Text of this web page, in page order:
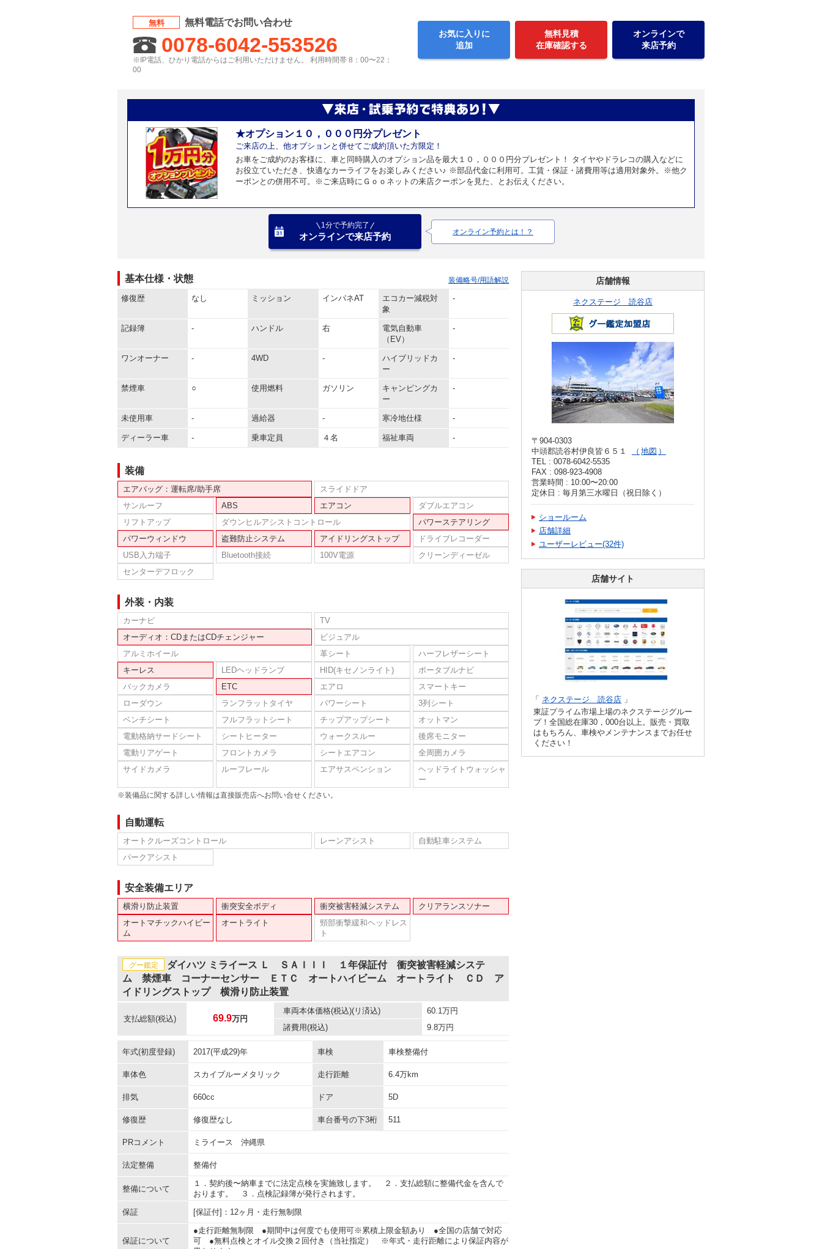
無料 無料電話でお問い合わせ
0078-6042-553526
※IP電話、ひかり電話からはご利用いただけません。 利用時間帯 8：00〜22：
00
お気に入りに
追加
無料見積
在庫確認する
オンラインで
来店予約
★オプション１０，０００円分プレゼント
ご来店の上、他オプションと併せてご成約頂いた方限定！
お車をご成約のお客様に、車と同時購入のオプション品を最大１０，０００円分プレゼント！ タイヤやドラレコの購入などに
お役立ていただき、快適なカーライフをお楽しみください♪ ※部品代金に利用可。工賃・保証・諸費用等は適用対象外。※他ク
ーポンとの併用不可。※ご来店時にＧｏｏネットの来店クーポンを見た、とお伝えください。
1分で予約完了
オンラインで来店予約 オンライン予約とは！？
基本仕様・状態 装備略号/用語解説
修復歴 なし ミッション インパネAT
エコカー減税対
象
-
記録簿 - ハンドル 右
電気自動車
（EV）
-
ワンオーナー - 4WD -
ハイブリッドカ
ー
-
禁煙車 ○ 使用燃料 ガソリン
キャンピングカ
ー
-
未使用車 - 過給器 - 寒冷地仕様 -
ディーラー車 - 乗車定員 ４名 福祉車両 -
装備
エアバッグ：運転席/助手席
スライドドア
サンルーフ
ABS エアコン
ダブルエアコン
リフトアップ
ダウンヒルアシストコントロール
パワーステアリング
パワーウィンドウ
盗難防止システム アイドリングストップ
ドライブレコーダー
USB入力端子
Bluetooth接続 100V電源
クリーンディーゼル
センターデフロック
外装・内装
カーナビ
TV
オーディオ：CDまたはCDチェンジャー
ビジュアル
アルミホイール
革シート
ハーフレザーシート
キーレス
LEDヘッドランプ HID(キセノンライト)
ポータブルナビ
バックカメラ
ETC エアロ
スマートキー
ローダウン
ランフラットタイヤ パワーシート
3列シート
ベンチシート
フルフラットシート チップアップシート
オットマン
電動格納サードシート
シートヒーター ウォークスルー
後席モニター
電動リアゲート
フロントカメラ シートエアコン
全周囲カメラ
サイドカメラ
ルーフレール エアサスペンション
ヘッドライトウォッシャ
ー
※装備品に関する詳しい情報は直接販売店へお問い合せください。
自動運転
オートクルーズコントロール レーンアシスト
自動駐車システム
パークアシスト
安全装備エリア
横滑り防止装置 衝突安全ボディ 衝突被害軽減システム
クリアランスソナー
オートマチックハイビー
ム
オートライト
頸部衝撃緩和ヘッドレス
ト
グー鑑定
ダイハツ ミライース Ｌ ＳＡＩＩＩ １年保証付 衝突被害軽減システ
ム 禁煙車 コーナーセンサー ＥＴＣ オートハイビーム オートライト ＣＤ ア
イドリングストップ 横滑り防止装置
支払総額(税込) 69.9万円
車両本体価格(税込)(リ済込) 60.1万円
諸費用(税込) 9.8万円
年式(初度登録) 2017(平成29)年 車検 車検整備付
車体色 スカイブルーメタリック 走行距離 6.4万km
排気 660cc ドア 5D
修復歴 修復歴なし 車台番号の下3桁 511
PRコメント ミライース 沖縄県
法定整備 整備付
整備について
１．契約後〜納車までに法定点検を実施致します。 ２．支払総額に整備代金を含んで
おります。 ３．点検記録簿が発行されます。
保証
[保証付]：12ヶ月・走行無制限
保証について
●走行距離無制限 ●期間中は何度でも使用可※累積上限金額あり ●全国の店舗で対応
可 ●無料点検とオイル交換２回付き（当社指定） ※年式・走行距離により保証内容が
店舗情報
ネクステージ 読谷店
〒904-0303
中頭郡読谷村伊良皆６５１
地図
TEL : 0078-6042-5535
FAX : 098-923-4908
営業時間 : 10:00〜20:00
定休日 : 毎月第三水曜日（祝日除く）
ショールーム
店舗詳細
ユーザーレビュー(32件)
店舗サイト
「 ネクステージ 読谷店 」
東証プライム市場上場のネクステージグルー
プ！全国総在庫30，000台以上。販売・買取
はもちろん、車検やメンテナンスまでお任せ
ください！